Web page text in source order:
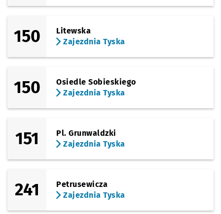
150
Litewska
Zajezdnia Tyska
150
Osiedle Sobieskiego
Zajezdnia Tyska
151
Pl. Grunwaldzki
Zajezdnia Tyska
241
Petrusewicza
Zajezdnia Tyska